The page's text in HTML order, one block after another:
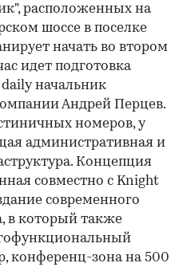
расположенных на
шоссе в поселке
начать во втором
идет подготовка
daily начальник
Андрей Перцев.
номеров, у
административная и
Концепция
совместно с Knight
современного
в который также
конференц-зона на 500